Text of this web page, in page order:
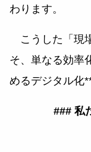
わります。
こうした「現
そ、単なる効率
めるデジタル化
### 私